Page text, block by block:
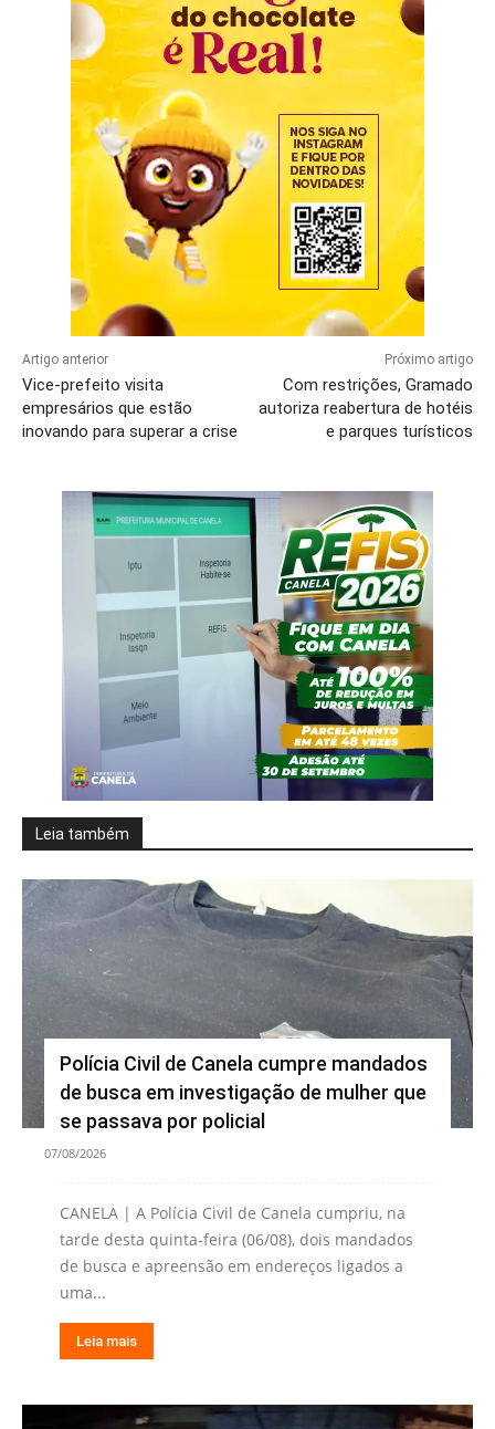
Artigo anterior
Vice-prefeito visita
empresários que estão
inovando para superar a crise
Próximo artigo
Com restrições, Gramado
autoriza reabertura de hotéis
e parques turísticos
Leia também
Polícia Civil de Canela cumpre mandados
de busca em investigação de mulher que
se passava por policial
07/08/2026
CANELA | A Polícia Civil de Canela cumpriu, na
tarde desta quinta-feira (06/08), dois mandados
de busca e apreensão em endereços ligados a
uma...
Leia mais